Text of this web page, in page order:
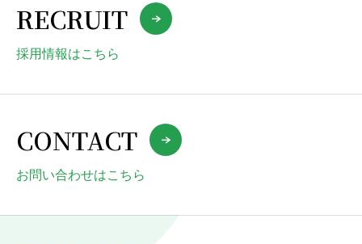
RECRUIT
採用情報はこちら
CONTACT
お問い合わせはこちら